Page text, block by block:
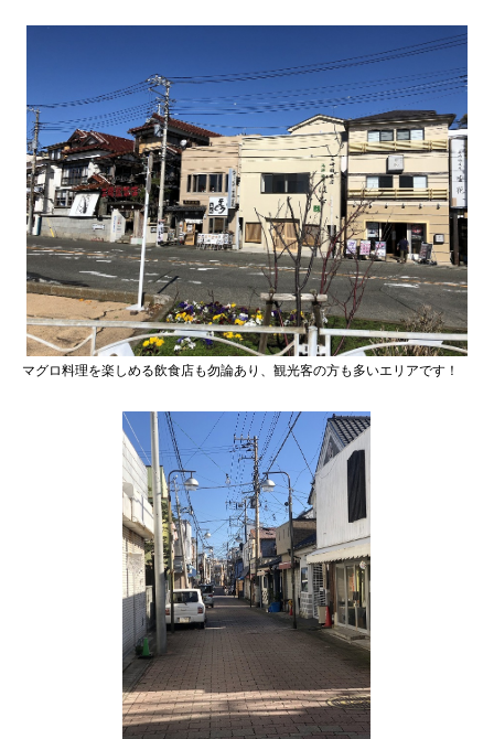
マグロ料理を楽しめる飲食店も勿論あり、観光客の方も多いエリアです！